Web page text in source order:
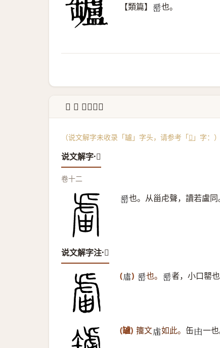
【類篇】 𦉈 也。
↳ 𧇄 说文解字
（说文解字未收录「罏」字头，请参考「𧇄 」字：）
说文解字·𧇄
卷十二
𦉈 也。从甾虍聲，讀若盧同
说文解字注·𧇄
(𧇄 ) 𦉈 也。 𦉈 者，小口罌也
(罏) 籒文𧆭 如此。 缶𠙹 一也